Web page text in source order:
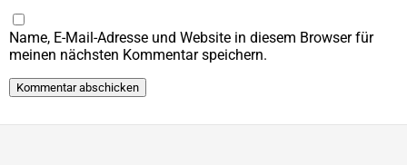
Name, E-Mail-Adresse und Website in diesem Browser für
meinen nächsten Kommentar speichern.